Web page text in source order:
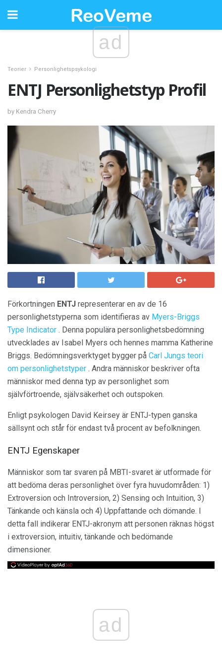
ad
Teorier Personlighetspsykologi
ENTJ Personlighetstyp Profil
by Kendra Cherry
Förkortningen ENTJ representerar en av de 16
personlighetstyperna som identifieras av Myers-Briggs
Type Indicator . Denna populära personlighetsbedömning
utvecklades av Isabel Myers och hennes mamma Katherine
Briggs. Bedömningsverktyget bygger på Carl Jungs teori
om personlighetstyper . Andra människor beskriver ofta
människor med denna typ av personlighet som
självförtroende, självsäkerhet och outspoken.
Enligt psykologen David Keirsey är ENTJ-typen ganska
sällsynt och står för endast två procent av befolkningen.
ENTJ Egenskaper
Människor som tar svaren på MBTI-svaret är utformade för
att bedöma deras personlighet över fyra huvudområden: 1)
Extroversion och Introversion, 2) Sensing och Intuition, 3)
Tänkande och känsla och 4) Uppfattande och dömande. I
detta fall indikerar ENTJ-akronym att personen räknas högst
i extroversion, intuitiv, tänkande och bedömande
dimensioner.
ad